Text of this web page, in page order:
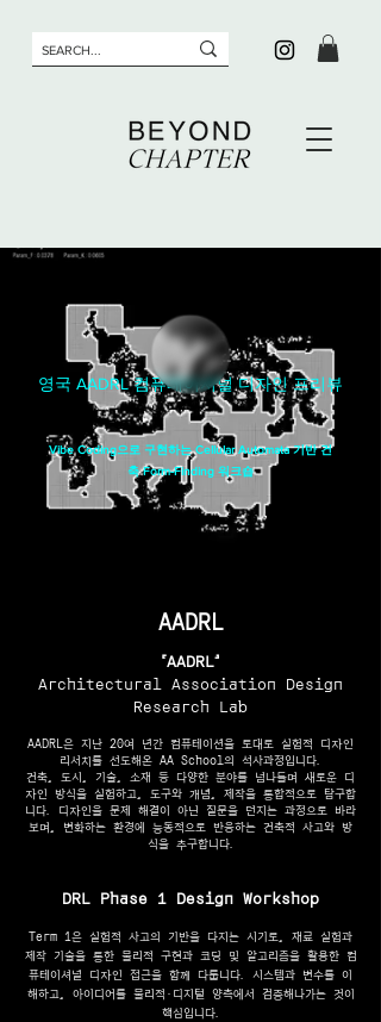
​영국 AADRL 컴퓨테이셔널 디자인 프리뷰
Vibe Coding으로 구현하는 Cellular Automata 기반 건
축 Form-Finding 워크숍
AADRL
‘AADRL’
Architectural Association Design
Research Lab
AADRL은 지난 20여 년간 컴퓨테이션을 토대로 실험적 디자인
리서치를 선도해온 AA School의 석사과정입니다.
건축, 도시, 기술, 소재 등 다양한 분야를 넘나들며 새로운 디
자인 방식을 실험하고, 도구와 개념, 제작을 통합적으로 탐구합
니다. 디자인을 문제 해결이 아닌 질문을 던지는 과정으로 바라
보며, 변화하는 환경에 능동적으로 반응하는 건축적 사고와 방
식을 추구합니다.
DRL Phase 1 Design Workshop
Term 1은 실험적 사고의 기반을 다지는 시기로, 재료 실험과
제작 기술을 통한 물리적 구현과 코딩 및 알고리즘을 활용한 컴
퓨테이셔널 디자인 접근을 함께 다룹니다. 시스템과 변수를 이
해하고, 아이디어를 물리적·디지털 양측에서 검증해나가는 것이
핵심입니다.